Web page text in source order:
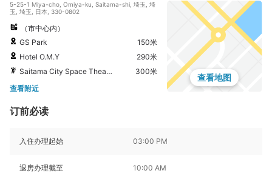
5-25-1 Miya-cho, Omiya-ku, Saitama-shi, 埼玉, 埼
玉, 埼玉, 日本, 330-0802
（市中心内）
GS Park
150米
Hotel O.M.Y
290米
Saitama City Space Theater
300米
查看附近
查看地图
订前必读
入住办理起始 03:00 PM
退房办理截至 10:00 AM